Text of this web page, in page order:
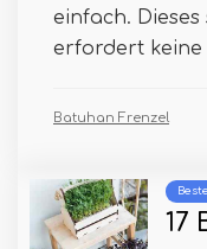
einfach. Dieses
erfordert keine
Batuhan Frenzel
17